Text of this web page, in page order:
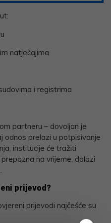
natječajima
i registrima
partneru – dovoljan je
odnos prelazi u potpisivanje
institucije će tražiti
na vrijeme, dolazi
prijevod?
prijevodi najčešće su